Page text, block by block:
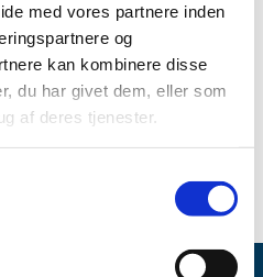
med vores partnere inden
og
kan kombinere disse
du har givet dem, eller som
af deres tjenester.